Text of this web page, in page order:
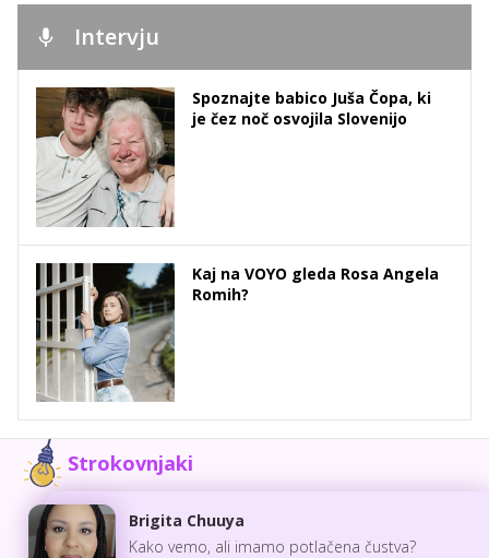
Intervju
Spoznajte babico Juša Čopa, ki
je čez noč osvojila Slovenijo
Kaj na VOYO gleda Rosa Angela
Romih?
Strokovnjaki
Brigita Chuuya
Kako vemo, ali imamo potlačena čustva?